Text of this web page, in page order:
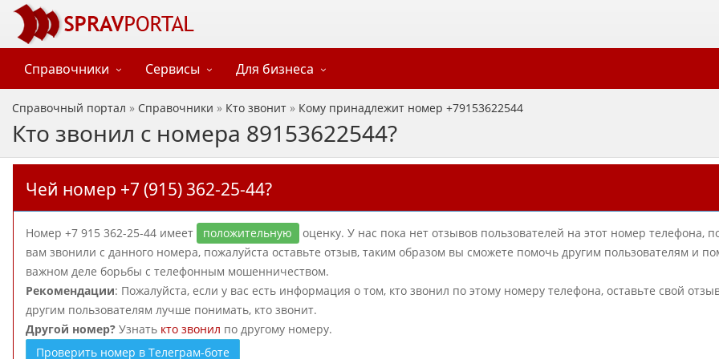
Справочники Сервисы Для бизнеса
Справочный портал » Справочники » Кто звонит » Кому принадлежит номер +79153622544
Кто звонил с номера 89153622544?
Чей номер +7 (915) 362-25-44?
Номер +7 915 362-25-44 имеет положительную
оценку. У нас пока нет отзывов пользователей на этот номер телефона,
вам звонили с данного номера, пожалуйста оставьте отзыв, таким образом вы сможете помочь другим пользователям и
важном деле борьбы с телефонным мошенничеством.
Рекомендации: Пожалуйста, если у вас есть информация о том, кто звонил по этому номеру телефона, оставьте свой
другим пользователям лучше понимать, кто звонит.
Другой номер? Узнать кто звонил по другому номеру.
Проверить номер в Телеграм-боте